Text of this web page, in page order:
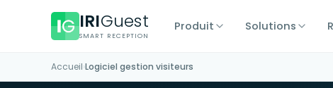
IRIGuest
SMART RECEPTION
Produit Solutions
Accueil›Logiciel gestion visiteurs